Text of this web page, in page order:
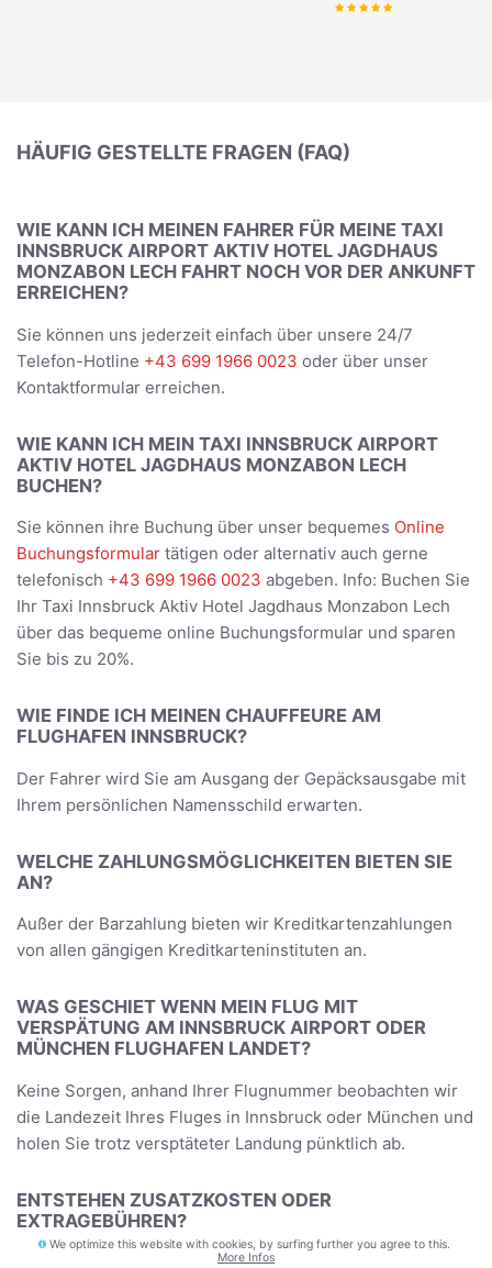
HÄUFIG GESTELLTE FRAGEN (FAQ)
WIE KANN ICH MEINEN FAHRER FÜR MEINE TAXI
INNSBRUCK AIRPORT AKTIV HOTEL JAGDHAUS
MONZABON LECH FAHRT NOCH VOR DER ANKUNFT
ERREICHEN?
Sie können uns jederzeit einfach über unsere 24/7
Telefon-Hotline +43 699 1966 0023 oder über unser
Kontaktformular erreichen.
WIE KANN ICH MEIN TAXI INNSBRUCK AIRPORT
AKTIV HOTEL JAGDHAUS MONZABON LECH
BUCHEN?
Sie können ihre Buchung über unser bequemes Online
Buchungsformular tätigen oder alternativ auch gerne
telefonisch +43 699 1966 0023 abgeben. Info: Buchen Sie
Ihr Taxi Innsbruck Aktiv Hotel Jagdhaus Monzabon Lech
über das bequeme online Buchungsformular und sparen
Sie bis zu 20%.
WIE FINDE ICH MEINEN CHAUFFEURE AM
FLUGHAFEN INNSBRUCK?
Der Fahrer wird Sie am Ausgang der Gepäcksausgabe mit
Ihrem persönlichen Namensschild erwarten.
WELCHE ZAHLUNGSMÖGLICHKEITEN BIETEN SIE
AN?
Außer der Barzahlung bieten wir Kreditkartenzahlungen
von allen gängigen Kreditkarteninstituten an.
WAS GESCHIET WENN MEIN FLUG MIT
VERSPÄTUNG AM INNSBRUCK AIRPORT ODER
MÜNCHEN FLUGHAFEN LANDET?
Keine Sorgen, anhand Ihrer Flugnummer beobachten wir
die Landezeit Ihres Fluges in Innsbruck oder München und
holen Sie trotz versptäteter Landung pünktlich ab.
ENTSTEHEN ZUSATZKOSTEN ODER
EXTRAGEBÜHREN?
Bei uns gibt es keine versteckten Gebühren und auch
We optimize this website with cookies, by surfing further you agree to this.
More Infos